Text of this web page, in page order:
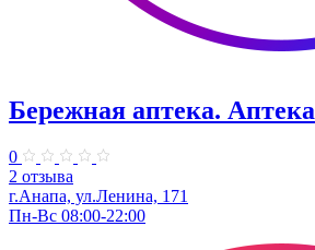
Бережная аптека. Аптека
0
2 отзыва
г.Анапа, ул.Ленина, 171
Пн-Вс 08:00-22:00